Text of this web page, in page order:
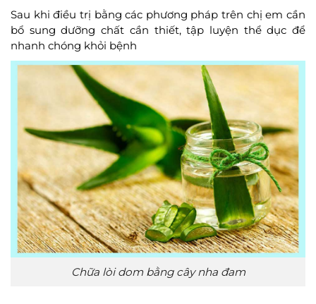
Sau khi điều trị bằng các phương pháp trên chị em cần
bổ sung dưỡng chất cần thiết, tập luyện thể dục để
nhanh chóng khỏi bệnh
Chữa lòi dom bằng cây nha đam